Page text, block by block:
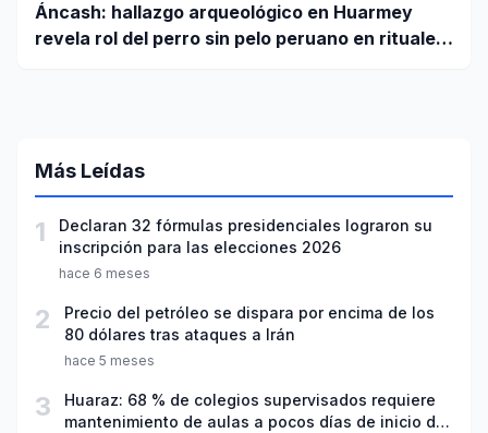
Áncash: hallazgo arqueológico en Huarmey
revela rol del perro sin pelo peruano en rituales
Más Leídas
1
Declaran 32 fórmulas presidenciales lograron su
inscripción para las elecciones 2026
hace 6 meses
2
Precio del petróleo se dispara por encima de los
80 dólares tras ataques a Irán
hace 5 meses
3
Huaraz: 68 % de colegios supervisados requiere
mantenimiento de aulas a pocos días de inicio del